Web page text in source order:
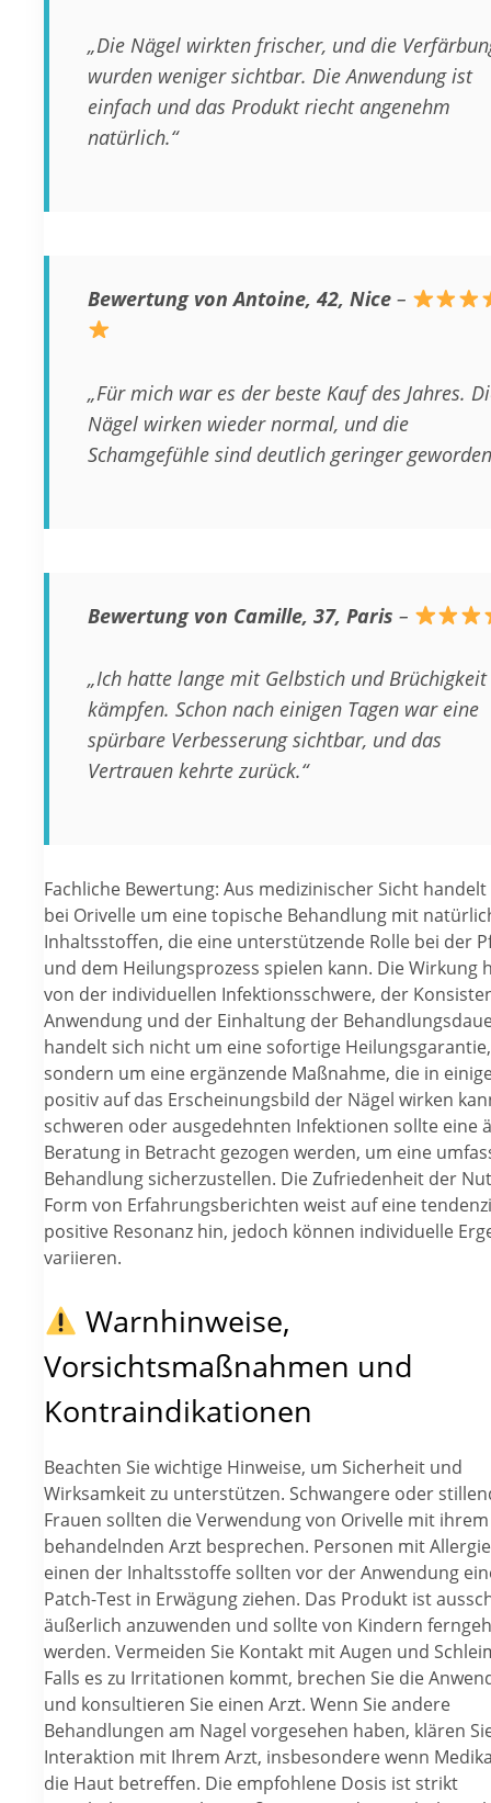
„Die Nägel wirkten frischer, und die
wurden weniger sichtbar. Die Anwendung ist
einfach und das Produkt riecht angenehm
natürlich.“
Bewertung von Antoine, 42, Nice –
„Für mich war es der beste Kauf des Jahres.
Nägel wirken wieder normal, und die
Schamgefühle sind deutlich geringer
Bewertung von Camille, 37, Paris –
„Ich hatte lange mit Gelbstich und Brüchigkeit
kämpfen. Schon nach einigen Tagen war eine
spürbare Verbesserung sichtbar, und das
Vertrauen kehrte zurück.“
Fachliche Bewertung: Aus medizinischer Sicht handelt
bei Orivelle um eine topische Behandlung mit
Inhaltsstoffen, die eine unterstützende Rolle bei der
und dem Heilungsprozess spielen kann. Die Wirkung
von der individuellen Infektionsschwere, der
Anwendung und der Einhaltung der
handelt sich nicht um eine sofortige Heilungsgarantie,
sondern um eine ergänzende Maßnahme, die in
positiv auf das Erscheinungsbild der Nägel wirken
schweren oder ausgedehnten Infektionen sollte eine
Beratung in Betracht gezogen werden, um eine
Behandlung sicherzustellen. Die Zufriedenheit der
Form von Erfahrungsberichten weist auf eine
positive Resonanz hin, jedoch können individuelle
variieren.
Warnhinweise,
Vorsichtsmaßnahmen und
Kontraindikationen
Beachten Sie wichtige Hinweise, um Sicherheit und
Wirksamkeit zu unterstützen. Schwangere oder
Frauen sollten die Verwendung von Orivelle mit ihrem
behandelnden Arzt besprechen. Personen mit
einen der Inhaltsstoffe sollten vor der Anwendung
Patch-Test in Erwägung ziehen. Das Produkt ist
äußerlich anzuwenden und sollte von Kindern
werden. Vermeiden Sie Kontakt mit Augen und
Falls es zu Irritationen kommt, brechen Sie die
und konsultieren Sie einen Arzt. Wenn Sie andere
Behandlungen am Nagel vorgesehen haben, klären
Interaktion mit Ihrem Arzt, insbesondere wenn
die Haut betreffen. Die empfohlene Dosis ist strikt